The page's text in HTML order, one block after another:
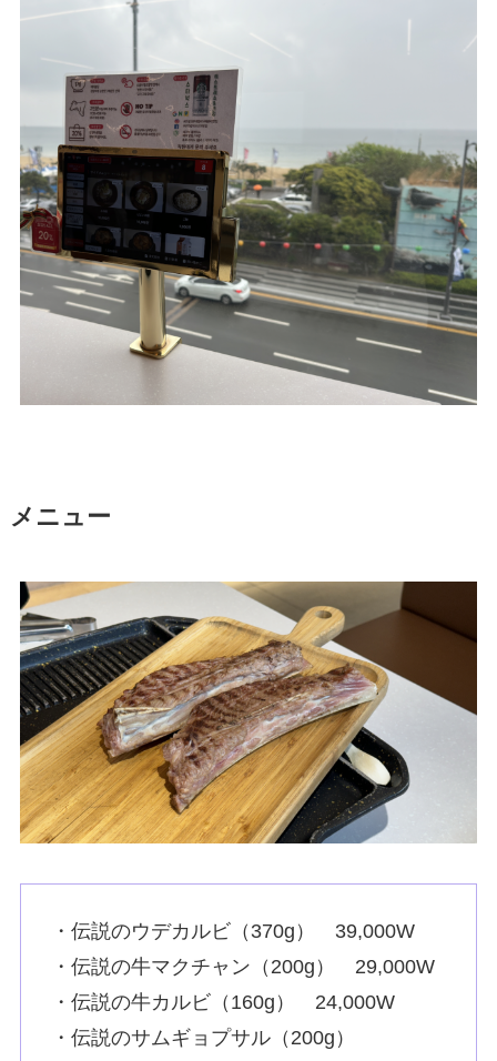
メニュー
・伝説のウデカルビ（370g） 39,000W
・伝説の牛マクチャン（200g） 29,000W
・伝説の牛カルビ（160g） 24,000W
・伝説のサムギョプサル（200g）